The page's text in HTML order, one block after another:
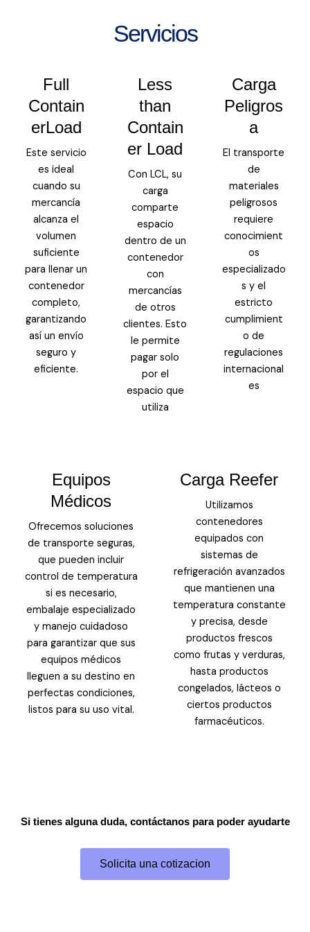
Servicios
Full
Contain
erLoad
Este servicio
es ideal
cuando su
mercancía
alcanza el
volumen
suficiente
para llenar un
contenedor
completo,
garantizando
así un envío
seguro y
eficiente.
Less
than
Contain
er Load
Con LCL, su
carga
comparte
espacio
dentro de un
contenedor
con
mercancías
de otros
clientes. Esto
le permite
pagar solo
por el
espacio que
utiliza
Carga
Peligros
a
El transporte
de
materiales
peligrosos
requiere
conocimient
os
especializado
s y el
estricto
cumplimient
o de
regulaciones
internacional
es
Equipos
Médicos
Ofrecemos soluciones
de transporte seguras,
que pueden incluir
control de temperatura
si es necesario,
embalaje especializado
y manejo cuidadoso
para garantizar que sus
equipos médicos
lleguen a su destino en
perfectas condiciones,
listos para su uso vital.
Carga Reefer
Utilizamos
contenedores
equipados con
sistemas de
refrigeración avanzados
que mantienen una
temperatura constante
y precisa, desde
productos frescos
como frutas y verduras,
hasta productos
congelados, lácteos o
ciertos productos
farmacéuticos.
Si tienes alguna duda, contáctanos para poder ayudarte
Solicita una cotizacion